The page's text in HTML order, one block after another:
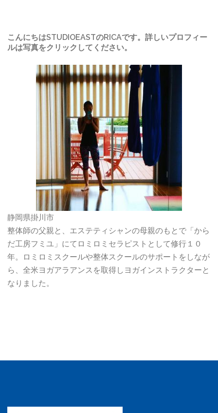
こんにちはSTUDIOEASTのRICAです。詳しいプロフィー
ルは写真をクリックしてください。
静岡県掛川市
整体師の父親と、エステティシャンの母親のもとで「から
だ工房フミユ」にてロミロミセラピストとして修行１０
年。ロミロミスクールや整体スクールのサポートをしなが
ら、全米ヨガアラアンスを取得しヨガインストラクターと
なりました。